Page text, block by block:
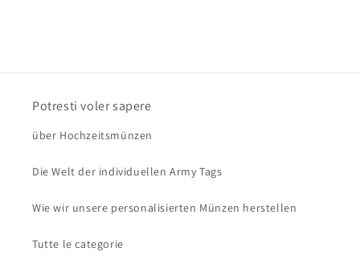
Potresti voler sapere
über Hochzeitsmünzen
Die Welt der individuellen Army Tags
Wie wir unsere personalisierten Münzen herstellen
Tutte le categorie